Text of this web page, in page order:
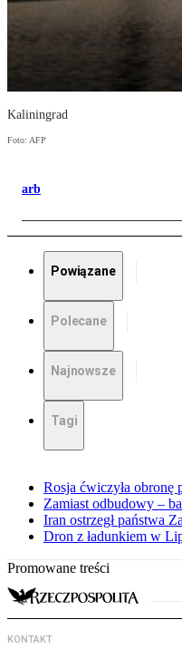
Kaliningrad
Foto: AFP
arb
Powiązane
Polecane
Najnowsze
Tagi
Rosja ćwiczyła
Zamiast odbudowy –
Iran ostrzegł państwa
Dron z ładunkiem w
Promowane treści
KONTAKT